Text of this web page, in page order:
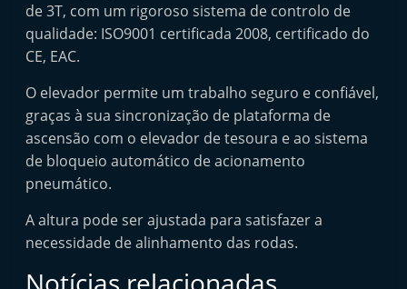
n
d
o
A
e
m
de 3T, com um rigoroso sistema de controlo de
qualidade: ISO9001 certificada 2008, certificado do
CE, EAC.
O elevador permite um trabalho seguro e confiável,
graças à sua sincronização de plataforma de
ascensão com o elevador de tesoura e ao sistema
de bloqueio automático de acionamento
pneumático.
A altura pode ser ajustada para satisfazer a
necessidade de alinhamento das rodas.